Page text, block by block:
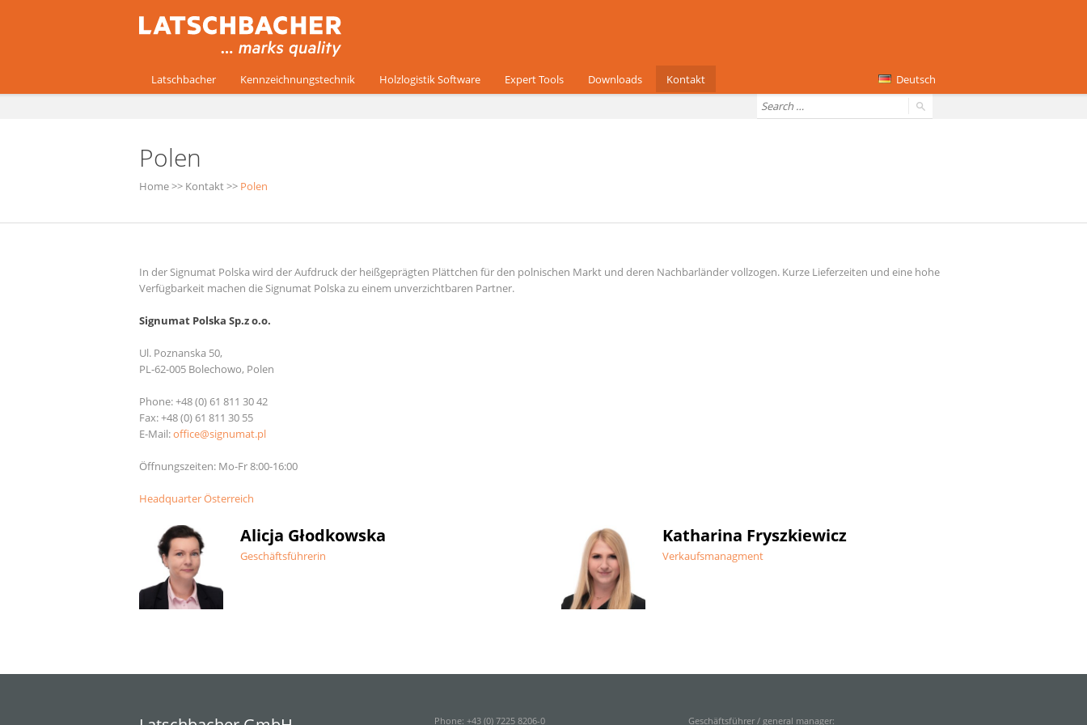
Latschbacher Kennzeichnungstechnik Holzlogistik Software Expert Tools Downloads Kontakt Deutsch
Polen
Home>> Kontakt>> Polen
In der Signumat Polska wird der Aufdruck der heißgeprägten Plättchen für den polnischen Markt und deren Nachbarländer vollzogen. Kurze Lieferzeiten und eine hohe
Verfügbarkeit machen die Signumat Polska zu einem unverzichtbaren Partner.
Signumat Polska Sp.z o.o.
Ul. Poznanska 50,
PL-62-005 Bolechowo, Polen
Phone: +48 (0) 61 811 30 42
Fax: +48 (0) 61 811 30 55
E-Mail:office@signumat.pl
Öffnungszeiten: Mo-Fr 8:00-16:00
Headquarter Österreich
Alicja Głodkowska
Geschäftsführerin
Katharina Fryszkiewicz
Verkaufsmanagment
Phone: +43 (0) 7225 8206-0 Geschäftsführer / general manager: